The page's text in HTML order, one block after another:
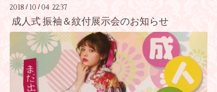
2018 / 10 /04 22:37
成人式 振袖＆紋付展示会のお知らせ